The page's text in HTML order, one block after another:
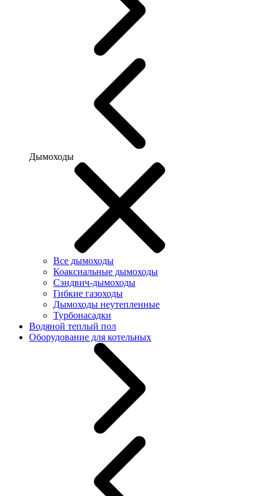
Дымоходы
Все дымоходы
Коаксиальные дымоходы
Сэндвич-дымоходы
Гибкие газоходы
Дымоходы неутепленные
Турбонасадки
Водяной теплый пол
Оборудование для котельных